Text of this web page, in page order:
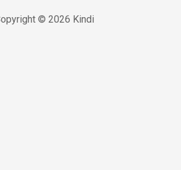
© 2026 Kindi